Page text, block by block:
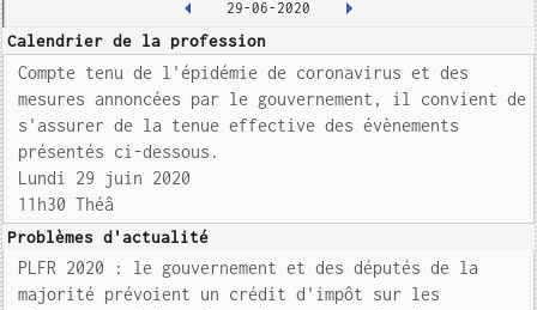
29-06-2020
Calendrier de la profession
Compte tenu de l'épidémie de coronavirus et des
mesures annoncées par le gouvernement, il convient de
s'assurer de la tenue effective des évènements
présentés ci-dessous.
Lundi 29 juin 2020
11h30 Théâ
Problèmes d'actualité
PLFR 2020 : le gouvernement et des députés de la
majorité prévoient un crédit d'impôt sur les